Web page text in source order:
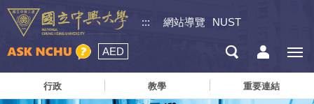
::: 網站導覽 NUST
AED
行政 教學 重要連結